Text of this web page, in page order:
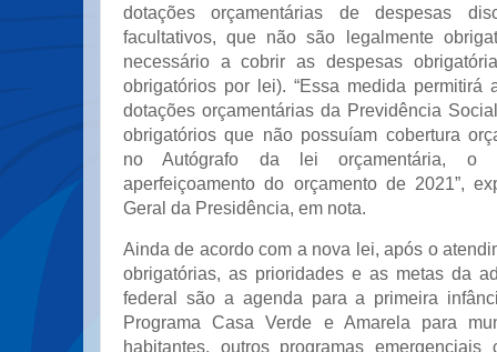
dotações orçamentárias de despesas
facultativos, que não são legalmente
necessário a cobrir as despesas
obrigatórios por lei). “Essa medida permitirá
dotações orçamentárias da Previdência
obrigatórios que não possuíam cobertura
no Autógrafo da lei orçamentária, o
aperfeiçoamento do orçamento de 2021”,
Geral da Presidência, em nota.
Ainda de acordo com a nova lei, após o
obrigatórias, as prioridades e as metas da
federal são a agenda para a primeira
Programa Casa Verde e Amarela para
habitantes, outros programas